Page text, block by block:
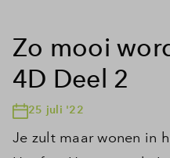
Zo mooi
4D Deel 2
25 juli '22
Je zult maar wonen in